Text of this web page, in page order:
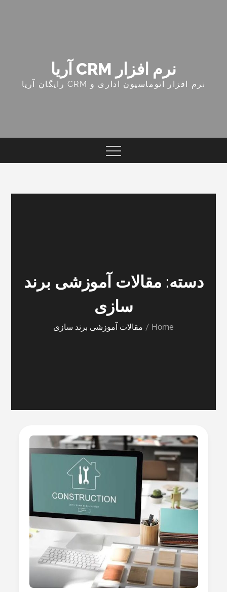
نرم افزار CRM آریا
نرم افزار اتوماسیون اداری و CRM رایگان آریا
دسته: مقالات آموزشی برند
سازی
Home مقالات آموزشی برند سازی